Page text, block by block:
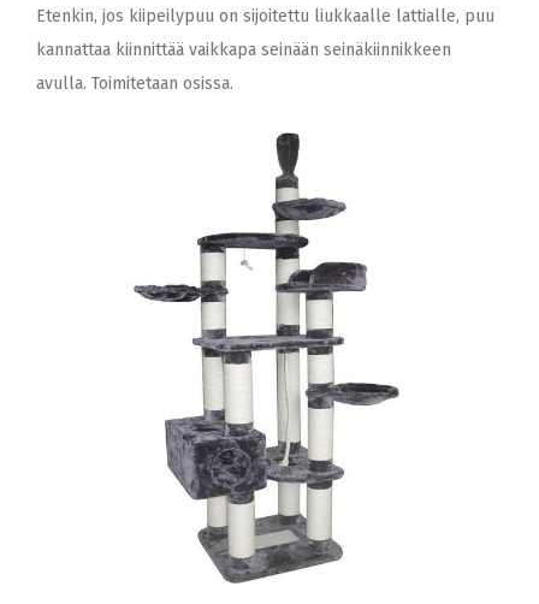
Etenkin, jos kiipeilypuu on sijoitettu liukkaalle lattialle, puu
kannattaa kiinnittää vaikkapa seinään seinäkiinnikkeen
avulla. Toimitetaan osissa.